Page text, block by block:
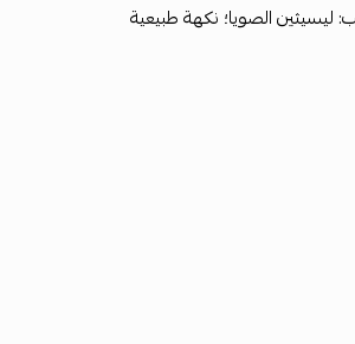
ليسيثين الصويا؛ نكهة طبيعية